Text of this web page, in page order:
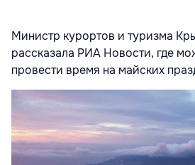
Министр курортов и туризма
рассказала РИА Новости, где
провести время на майских